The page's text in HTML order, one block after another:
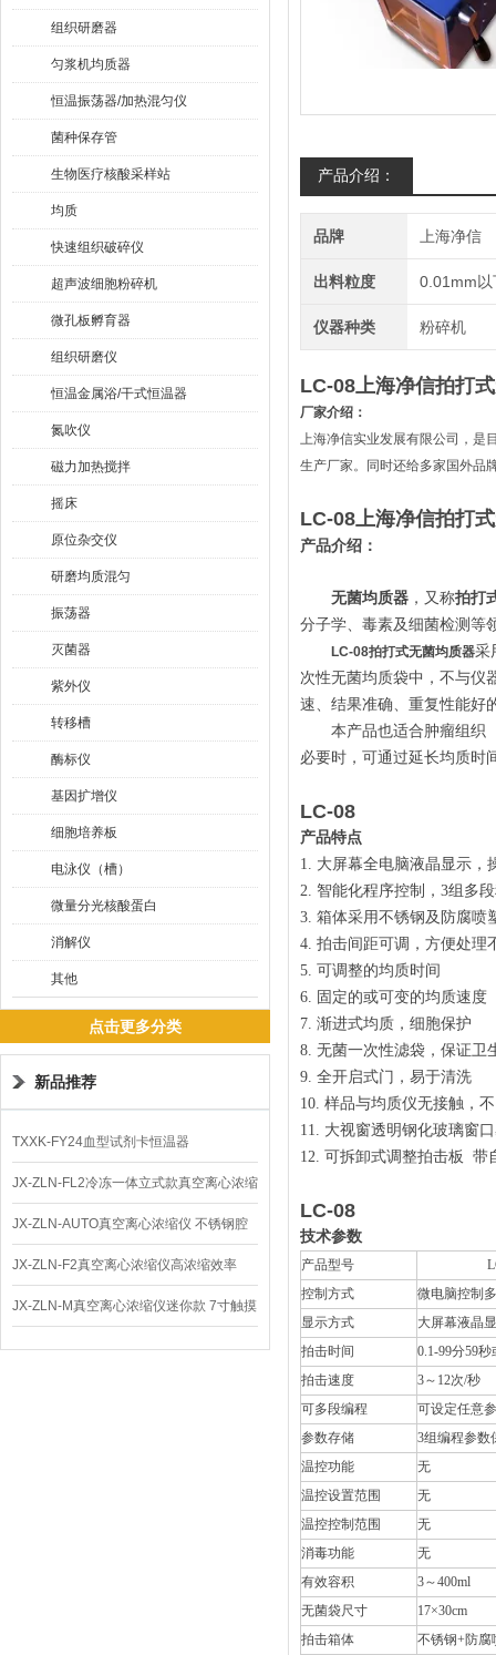
组织研磨器
匀浆机均质器
恒温振荡器/加热混匀仪
菌种保存管
生物医疗核酸采样站
均质
快速组织破碎仪
超声波细胞粉碎机
微孔板孵育器
组织研磨仪
恒温金属浴/干式恒温器
氮吹仪
磁力加热搅拌
摇床
原位杂交仪
研磨均质混匀
振荡器
灭菌器
紫外仪
转移槽
酶标仪
基因扩增仪
细胞培养板
电泳仪（槽）
微量分光核酸蛋白
消解仪
其他
点击更多分类
新品推荐
TXXK-FY24血型试剂卡恒温器
JX-ZLN-FL2冷冻一体立式款真空离心浓缩
仪 低温功能
JX-ZLN-AUTO真空离心浓缩仪 不锈钢腔
体
JX-ZLN-F2真空离心浓缩仪高浓缩效率
JX-ZLN-M真空离心浓缩仪迷你款 7寸触摸
屏
产品介绍：
品牌 上海净信
出料粒度 0.01mm以
仪器种类 粉碎机
LC-08上海净信拍打
厂家介绍：
上海净信实业发展有限公司，是
生产厂家。同时还给多家国外品
LC-08上海净信拍打
产品介绍：
无菌均质器 ，又称拍打
分子学、毒素及细菌检测等
LC-08拍打式无菌均质器采
次性无菌均质袋中，不与仪
速、结果准确、重复性能好
本产品也适合肿瘤组织（
必要时，可通过延长均质时
LC-08
产品特点
1. 大屏幕全电脑液晶显示，
2. 智能化程序控制，3组多
3. 箱体采用不锈钢及防腐喷
4. 拍击间距可调，方便处理
5. 可调整的均质时间
6. 固定的或可变的均质速度
7. 渐进式均质，细胞保护
8. 无菌一次性滤袋，保证卫
9. 全开启式门，易于清洗
10. 样品与均质仪无接触，
11. 大视窗透明钢化玻璃窗
12. 可拆卸式调整拍击板 带
LC-08
技术参数
产品型号
LC-
控制方式
微电脑控制
显示方式
大屏幕液晶
拍击时间
0.1-99分59
拍击速度
3～12次/秒
可多段编程
可设定任意
参数存储
3组编程参数
温控功能
无
温控设置范围
无
温控控制范围
无
消毒功能
无
有效容积
3～400ml
无菌袋尺寸
17×30cm
拍击箱体
不锈钢+防腐